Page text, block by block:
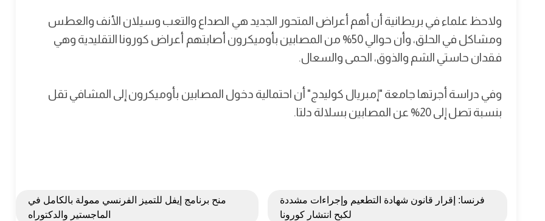
ولاحظ علماء في بريطانية أن أهم أعراض المتحور الجديد هي الصداع والتعب وسيلان الأنف والعطس
ومشاكل في الحلق، وأن حوالي 50% من المصابين بأوميكرون أصابتهم أعراض كورونا التقليدية وهي
فقدان حاستي الشم والذوق، الحمى والسعال.
وفي دراسة أجرتها جامعة "إمبريال كوليدج" أن احتمالية دخول المصابين بأوميكرون إلى المشافي تقل
بنسبة تصل إلى 20% عن المصابين بسلالة دلتا.
فرنسا: إقرار قانون شهادة التطعيم وإجراءات مشددة
لكبح انتشار كورونا
منح برنامج إيفل للتميز الفرنسي ممولة بالكامل في
الماجستير والدكتوراه